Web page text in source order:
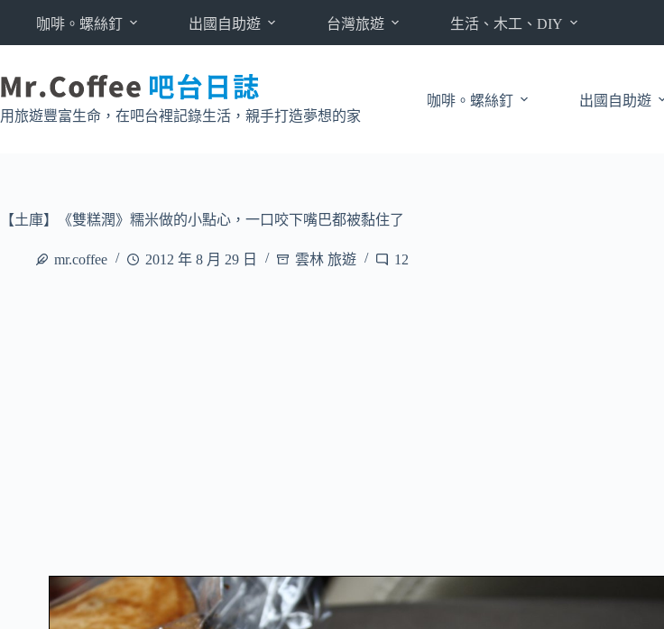
要
內
容
咖啡。螺絲釘 出國自助遊 台灣旅遊 生活、木工、DIY
用旅遊豐富生命，在吧台裡記錄生活，親手打造夢想的家
咖啡。螺絲釘 出國自助遊
【土庫】《雙糕潤》糯米做的小點心，一口咬下嘴巴都被黏住了
mr.coffee 2012 年 8 月 29 日 雲林 旅遊 12